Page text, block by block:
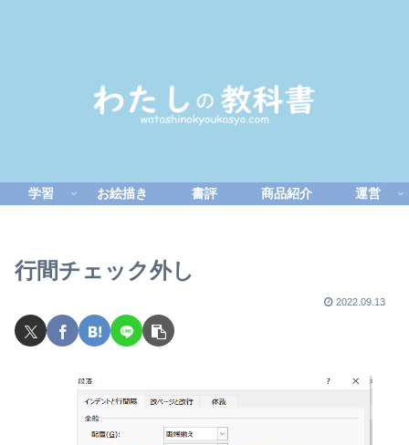
学習 お絵描き 書評 商品紹介 運営
行間チェック外し
2022.09.13